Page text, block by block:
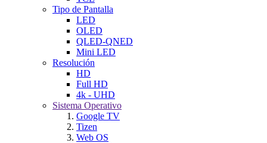
Tipo de Pantalla
LED
OLED
QLED-QNED
Mini LED
Resolución
HD
Full HD
4k - UHD
Sistema Operativo
Google TV
Tizen
Web OS